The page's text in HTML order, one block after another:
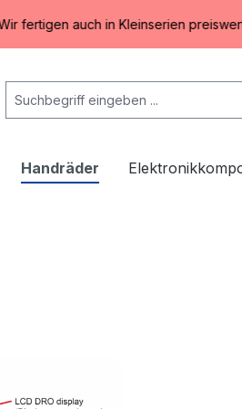
auch in Kleinserien preiswert
Handräder